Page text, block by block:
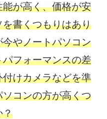
が高く、価格が安
書くつもりはあり
やノートパソコン
フォーマンスの差
けカメラなどを準
コンの方が高くつ
？